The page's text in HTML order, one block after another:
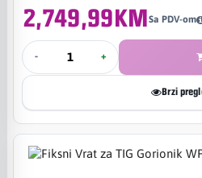
2,749,99KMSa PDV-om
- +
Brzi